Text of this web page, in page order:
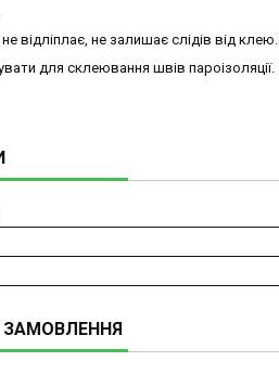
відліплає, не залишає слідів від клею.
для склеювання швів пароізоляції.
ЗАМОВЛЕННЯ